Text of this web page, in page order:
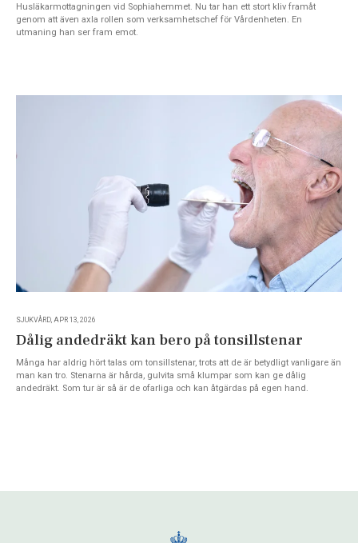
Husläkarmottagningen vid Sophiahemmet. Nu tar han ett stort kliv framåt
genom att även axla rollen som verksamhetschef för Vårdenheten. En
utmaning han ser fram emot.
SJUKVÅRD, APR 13, 2026
Dålig andedräkt kan bero på tonsillstenar
Många har aldrig hört talas om tonsillstenar, trots att de är betydligt vanligare än
man kan tro. Stenarna är hårda, gulvita små klumpar som kan ge dålig
andedräkt. Som tur är så är de ofarliga och kan åtgärdas på egen hand.